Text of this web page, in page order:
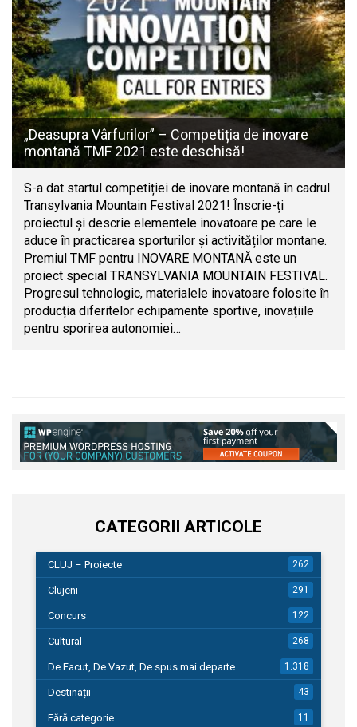
„Deasupra Vârfurilor” – Competiția de inovare
montană TMF 2021 este deschisă!
S-a dat startul competiției de inovare montană în cadrul
Transylvania Mountain Festival 2021! Înscrie-ți
proiectul și descrie elementele inovatoare pe care le
aduce în practicarea sporturilor și activităților montane.
Premiul TMF pentru INOVARE MONTANĂ este un
proiect special TRANSYLVANIA MOUNTAIN FESTIVAL.
Progresul tehnologic, materialele inovatoare folosite în
producția diferitelor echipamente sportive, inovațiile
pentru sporirea autonomiei…
CATEGORII ARTICOLE
CLUJ – Proiecte 262
Clujeni 291
Concurs 122
Cultural 268
De Facut, De Vazut, De spus mai departe… 1.318
Destinații 43
Fără categorie 11